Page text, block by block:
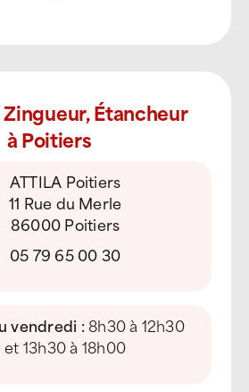
Étancheur
à Poitiers
ATTILA Poitiers
11 Rue du Merle
86000 Poitiers
05 79 65 00 30
vendredi :8h30 à 12h30
et 13h30 à 18h00